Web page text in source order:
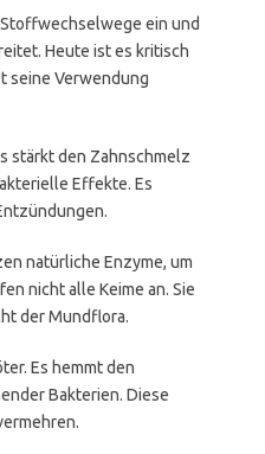
ein und
Heute ist es kritisch
seine Verwendung
stärkt den Zahnschmelz
Effekte. Es
natürliche Enzyme, um
nicht alle Keime an. Sie
der Mundflora.
Es hemmt den
Bakterien. Diese